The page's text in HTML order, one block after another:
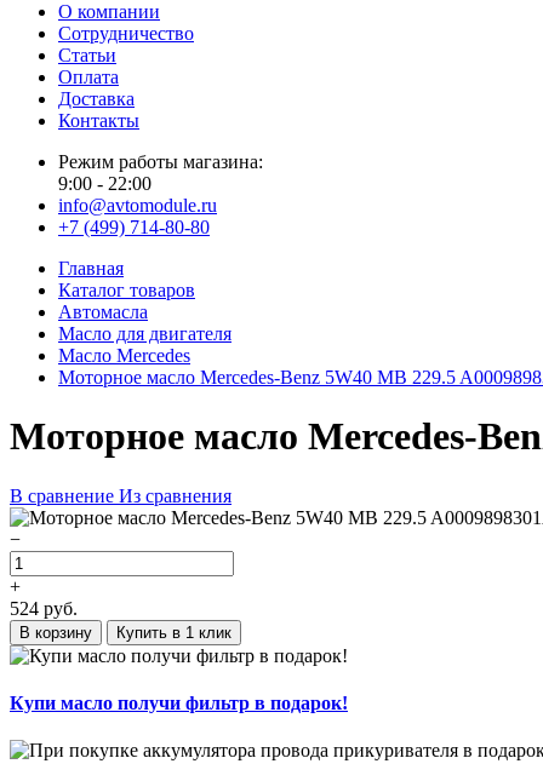
О компании
Сотрудничество
Статьи
Оплата
Доставка
Контакты
Режим работы магазина:
9:00 - 22:00
info@avtomodule.ru
+7 (499) 714-80-80
Главная
Каталог товаров
Автомасла
Масло для двигателя
Масло Mercedes
Моторное масло Mercedes-Вenz 5W40 MB 229.5
Моторное масло Mercedes-
В сравнение Из сравнения
−
+
524 руб.
В корзину Купить в 1 клик
Купи масло получи фильтр в подарок!